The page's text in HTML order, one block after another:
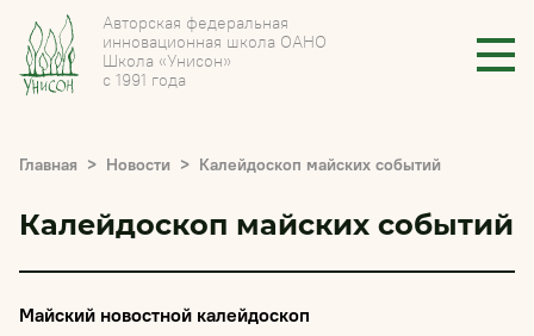
Авторская федеральная
инновационная школа ОАНО
Школа «Унисон»
с 1991 года
Главная Новости Калейдоскоп майских событий
Калейдоскоп майских событий
Майский новостной калейдоскоп